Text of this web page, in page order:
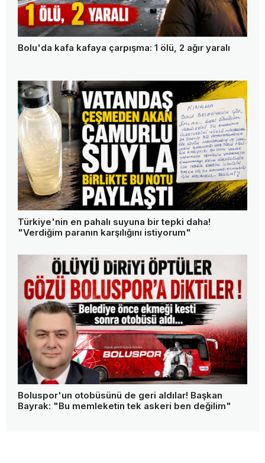
Bolu'da kafa kafaya çarpışma: 1 ölü, 2 ağır yaralı
Türkiye'nin en pahalı suyuna bir tepki daha!
"Verdiğim paranın karşılığını istiyorum"
Boluspor'un otobüsünü de geri aldılar! Başkan
Bayrak: "Bu memleketin tek askeri ben değilim"